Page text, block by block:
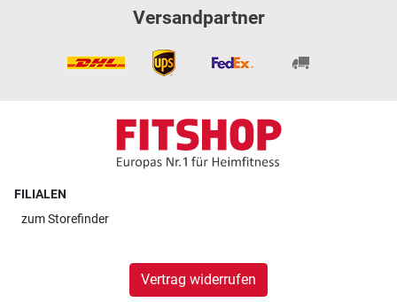
Versandpartner
FILIALEN
zumStorefinder
Vertrag widerrufen